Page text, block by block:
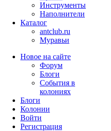
Инструменты
Наполнители
Каталог
antclub.ru
Муравьи
Новое на сайте
Форум
Блоги
События в
колониях
Блоги
Колонии
Войти
Peгиcтpaция